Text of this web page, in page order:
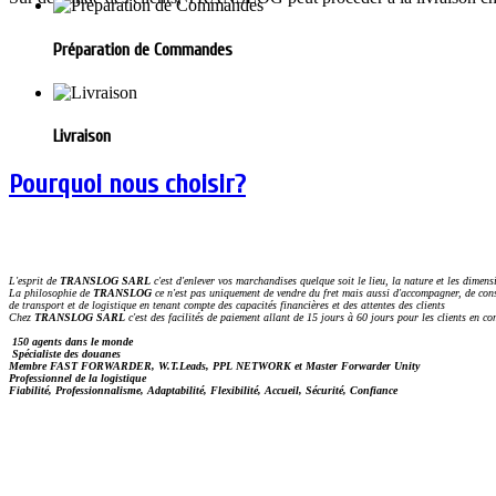
Préparation de Commandes
Livraison
Pourquoi nous choisir?
L'esprit deTRANSLOG SARL c'est d'enlever vos marchandises quelque soit le lieu, la nature et les
La philosophie deTRANSLOG ce n'est pas uniquement de vendre du fret mais aussi d'accompagner, de
de transport et de logistique en tenant compte des capacités financières et des attentes des clients
Chez TRANSLOG SARL c'est des facilités de paiement allant de 15 jours à 60 jours pour les clients en
150 agents dans le monde
Spécialiste des douanes
Membre FAST FORWARDER, W.T.Leads, PPL NETWORK et Master Forwarder Unity
Professionnel de la logistique
Fiabilité, Professionnalisme, Adaptabilité, Flexibilité, Accueil, Sécurité, Confiance